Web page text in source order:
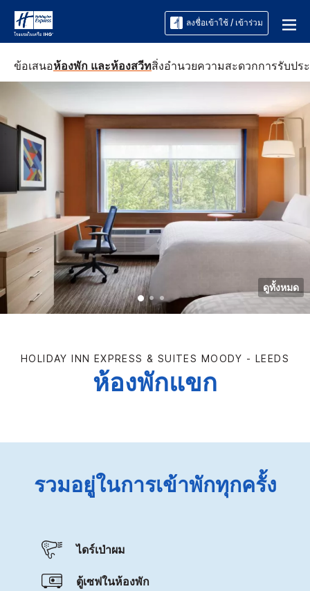
ลงชื่อเข้าใช้ / เข้าร่วม
ข้อเสนอห้องพัก และห้องสวีทสิ่งอำนวยความสะดวกการรับปร
ดูทั้งหมด
HOLIDAY INN EXPRESS & SUITES MOODY - LEEDS
ห้องพักแขก
รวมอยู่ในการเข้าพักทุกครั้ง
ไดร์เป่าผม
ตู้เซฟในห้องพัก